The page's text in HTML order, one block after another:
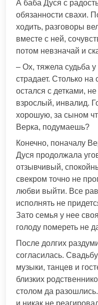
А баба Дуся с
обязанности свахи.
ходить, разговоры
вместе с ней,
потом невзначай и
– Ох, тяжела судьба
страдает. Столько
остался с детками,
взрослый, инвалид.
хорошую, за сыном
Верка, подумаешь?
Конечно, поначалу
Дуся продолжала
отзывчивый,
свекром точно не
любви выйти. Все
исполнять не
Зато семья у нее
голоду помереть не
После долгих
согласилась.
музыки, танцев и
близких
столом да